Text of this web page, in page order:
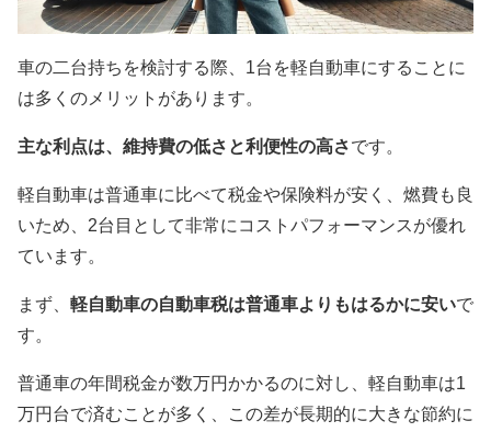
車の二台持ちを検討する際、1台を軽自動車にすることに
は多くのメリットがあります。
主な利点は、維持費の低さと利便性の高さです。
軽自動車は普通車に比べて税金や保険料が安く、燃費も良
いため、2台目として非常にコストパフォーマンスが優れ
ています。
まず、 軽自動車の自動車税は普通車よりもはるかに安いで
す。
普通車の年間税金が数万円かかるのに対し、軽自動車は1
万円台で済むことが多く、この差が長期的に大きな節約に